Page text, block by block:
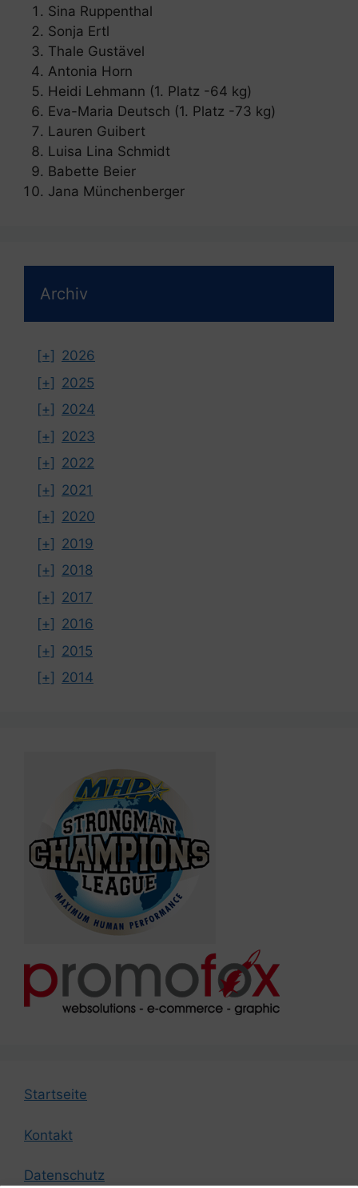
Sina Ruppenthal
Sonja Ertl
Thale Gustävel
Antonia Horn
Heidi Lehmann (1. Platz -64 kg)
Eva-Maria Deutsch (1. Platz -73 kg)
Lauren Guibert
Luisa Lina Schmidt
Babette Beier
Jana Münchenberger
Archiv
[+] 2026
[+] 2025
[+] 2024
[+] 2023
[+] 2022
[+] 2021
[+] 2020
[+] 2019
[+] 2018
[+] 2017
[+] 2016
[+] 2015
[+] 2014
Startseite
Kontakt
Datenschutz